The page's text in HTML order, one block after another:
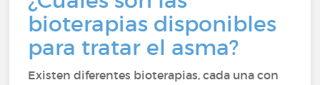
bioterapias disponibles
para tratar el asma?
Existen diferentes bioterapias, cada una con